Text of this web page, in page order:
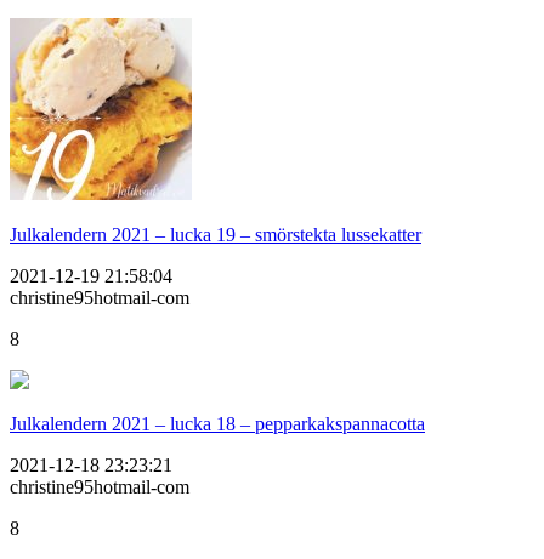
Julkalendern 2021 – lucka 19 – smörstekta lussekatter
2021-12-19 21:58:04
christine95hotmail-com
8
Julkalendern 2021 – lucka 18 – pepparkakspannacotta
2021-12-18 23:23:21
christine95hotmail-com
8